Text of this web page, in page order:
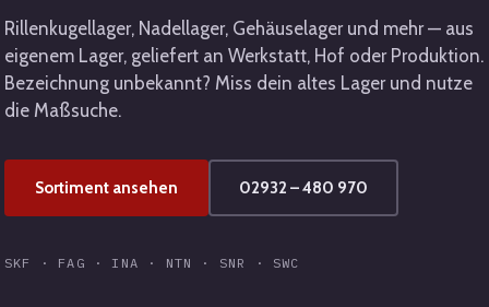
Rillenkugellager, Nadellager, Gehäuselager und mehr — aus
eigenem Lager, geliefert an Werkstatt, Hof oder Produktion.
Bezeichnung unbekannt? Miss dein altes Lager und nutze
die Maßsuche.
Sortiment ansehen 02932 – 480 970
SKF · FAG · INA · NTN · SNR · SWC